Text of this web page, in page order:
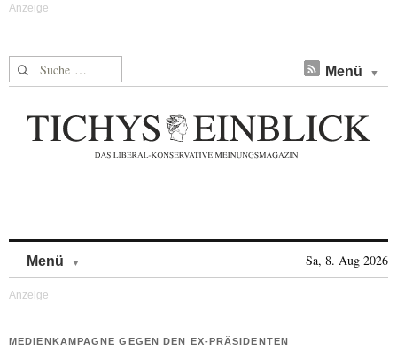
Suche nach: Menü
Menü Sa, 8. Aug 2026
MEDIENKAMPAGNE GEGEN DEN EX-PRÄSIDENTEN